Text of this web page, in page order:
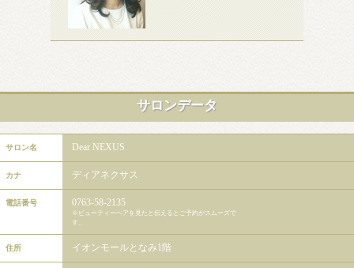
サロンデータ
サロン名 Dear NEXUS
カナ ディアネクサス
電話番号 0763-58-2135
※ビューティーヘアを見たと伝えるとご予約がスムーズで
す。
住所 イオンモールとなみ1階